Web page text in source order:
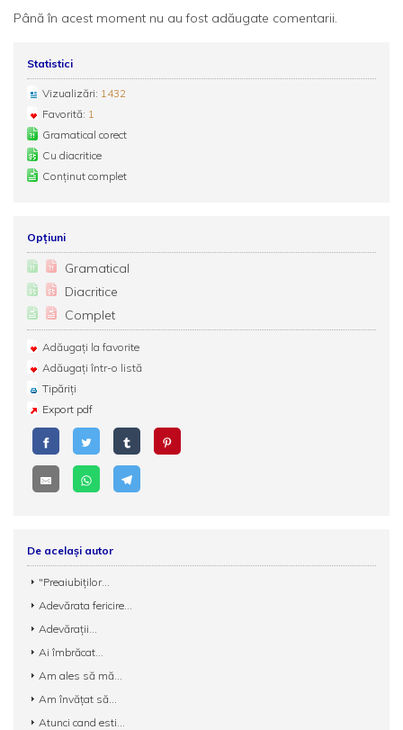
Până în acest moment nu au fost adăugate comentarii.
Statistici
Vizualizări: 1432
Favorită: 1
Gramatical corect
Cu diacritice
Conținut complet
Opțiuni
Gramatical
Diacritice
Complet
Adăugați la favorite
Adăugați într-o listă
Tipăriți
Export pdf
De același autor
"Preaiubiţilor...
Adevărata fericire...
Adevărații...
Ai îmbrăcat...
Am ales să mă...
Am învățat să...
Atunci cand esti...